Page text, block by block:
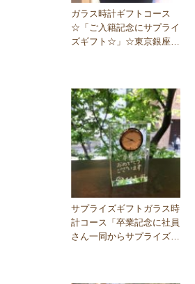
ガラス時計ギフトコース
☆「ご入籍記念にサプライ
ズギフト☆」☆東京銀座教
サプライズギフトガラス時
計コース「卒業記念に社員
さん一同からサプライズ